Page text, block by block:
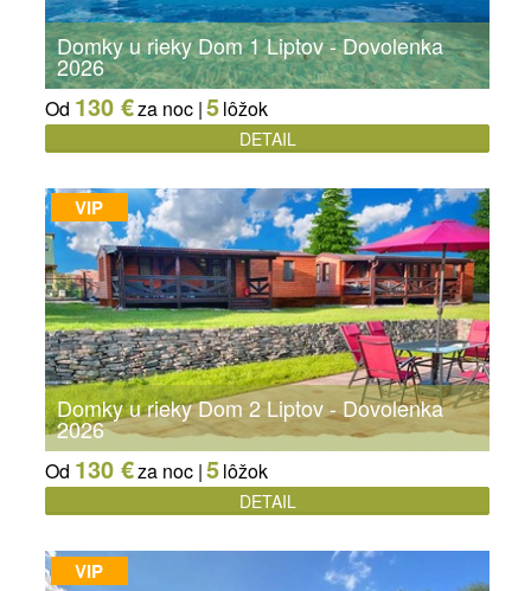
Domky u rieky Dom 1 Liptov - Dovolenka
2026
Od 130 €za noc |5lôžok
DETAIL
VIP
Domky u rieky Dom 2 Liptov - Dovolenka
2026
Od 130 €za noc |5lôžok
DETAIL
VIP